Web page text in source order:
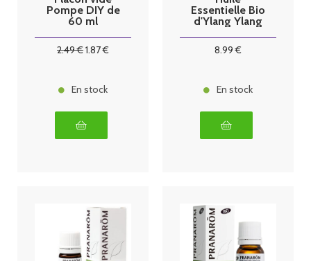
Pompe DIY de
60 ml
2.49€1.87€
En stock
Essentielle Bio
d'Ylang Ylang
8.99 €
En stock